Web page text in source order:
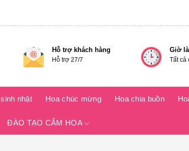
Hỗ trợ khách hàng
Hỗ trợ 27/7
Giờ
Tất cả
nhật Hoa chúc mừng Hoa chia buồn
ĐÀO TẠO CẮM HOA